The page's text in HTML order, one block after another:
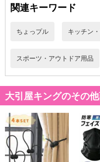
関連キーワード
ちょっプル キッチン
スポーツ・アウトドア用品
大引屋キングのその